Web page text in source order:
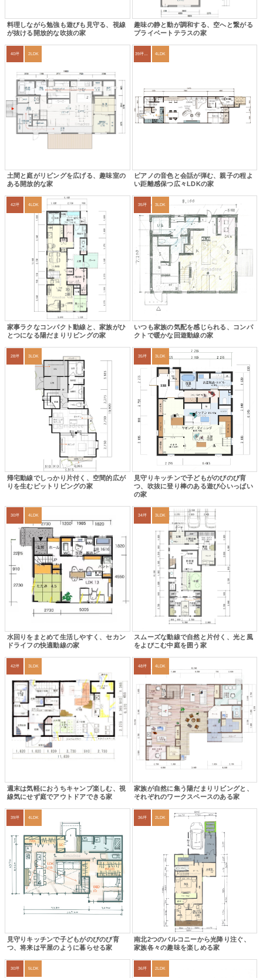
料理しながら勉強も遊びも見守る、視線
が抜ける開放的な吹抜の家
趣味の静と動が調和する、空へと繋がる
プライベートテラスの家
40坪 2LDK
土間と庭がリビングを広げる、趣味室の
ある開放的な家
39坪～42坪 4LDK
ピアノの音色と会話が弾む、親子の程よ
い距離感保つ広々LDKの家
42坪 4LDK
家事ラクなコンパクト動線と、家族がひ
とつになる陽だまりリビングの家
35坪 3LDK
いつも家族の気配を感じられる、コンパ
クトで暖かな回遊動線の家
28坪 3LDK
帰宅動線でしっかり片付く、空間的広が
りを生むピットリビングの家
35坪 3LDK
見守りキッチンで子どもがのびのび育
つ、吹抜に登り棒のある遊び心いっぱい
の家
30坪 4LDK
水回りをまとめて生活しやすく、セカン
ドライフの快適動線の家
34坪 3LDK
スムーズな動線で自然と片付く、光と風
をよびこむ中庭を囲う家
42坪 3LDK
週末は気軽におうちキャンプ楽しむ、視
線気にせず庭でアウトドアできる家
48坪 4LDK
家族が自然に集う陽だまりリビングと、
それぞれのワークスペースのある家
39坪 4LDK
見守りキッチンで子どもがのびのび育
つ、将来は平屋のように暮らせる家
36坪 2LDK
南北2つのバルコニーから光降り注ぐ、
家族各々の趣味を楽しめる家
30坪 5LDK 36坪 2LDK